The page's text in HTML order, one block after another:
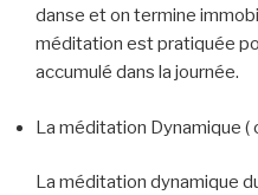
danse et on termine
méditation est pratiquée
accumulé dans la journée.
La méditation Dynamique (
La méditation dynamique